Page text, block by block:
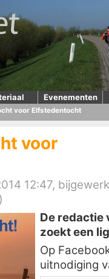
Evenementen
voor Elfstedentocht
voor
12:47,
De redactie
zoekt een
Op
uitnodiging